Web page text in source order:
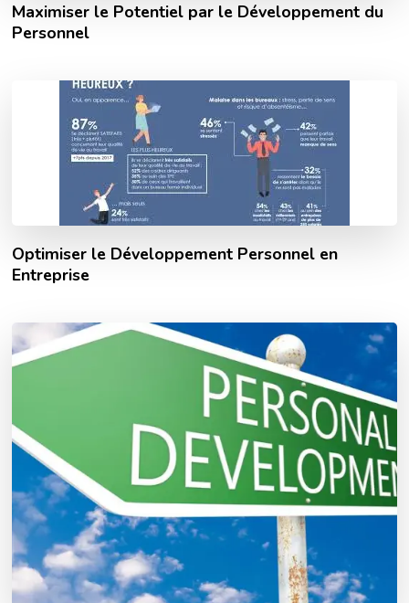
Maximiser le Potentiel par le Développement du
Personnel
Optimiser le Développement Personnel en
Entreprise